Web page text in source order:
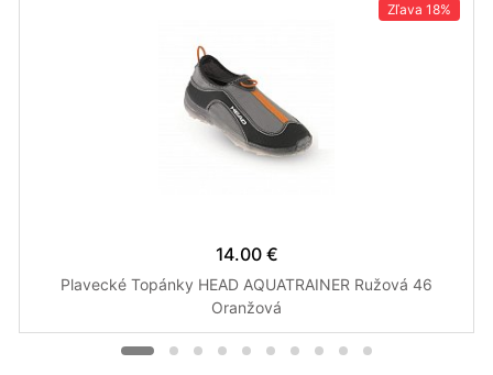
Zľava 18%
14.00 €
Plavecké Topánky HEAD AQUATRAINER Ružová 46
Oranžová